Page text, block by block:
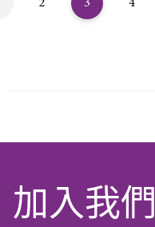
2 3 4
加入我們